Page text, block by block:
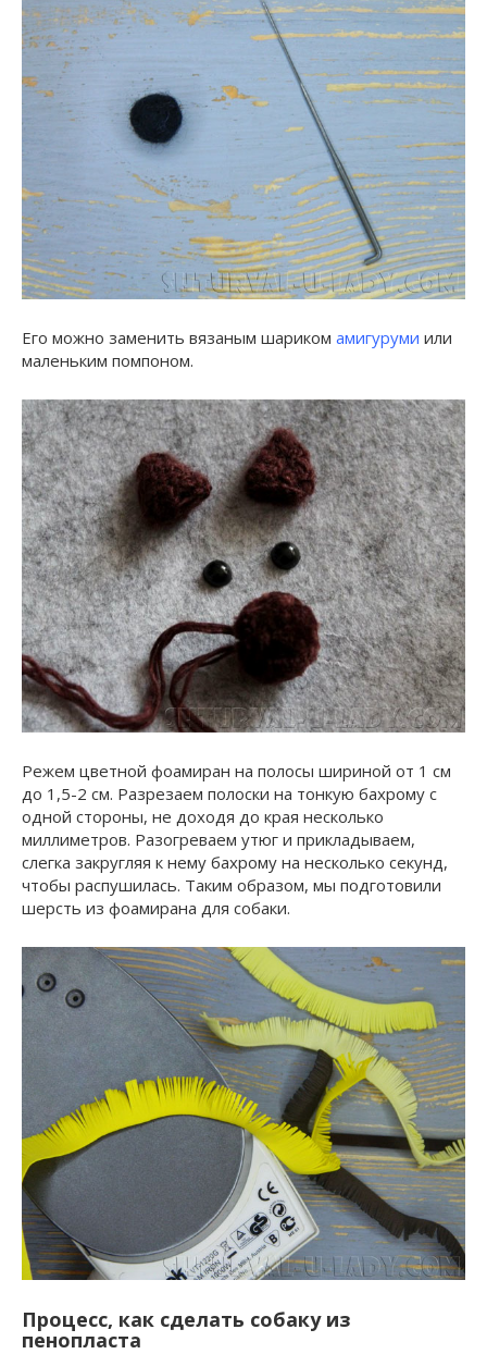
Его можно заменить вязаным шариком амигуруми или
маленьким помпоном.
Режем цветной фоамиран на полосы шириной от 1 см
до 1,5-2 см. Разрезаем полоски на тонкую бахрому с
одной стороны, не доходя до края несколько
миллиметров. Разогреваем утюг и прикладываем,
слегка закругляя к нему бахрому на несколько секунд,
чтобы распушилась. Таким образом, мы подготовили
шерсть из фоамирана для собаки.
Процесс, как сделать собаку из
пенопласта